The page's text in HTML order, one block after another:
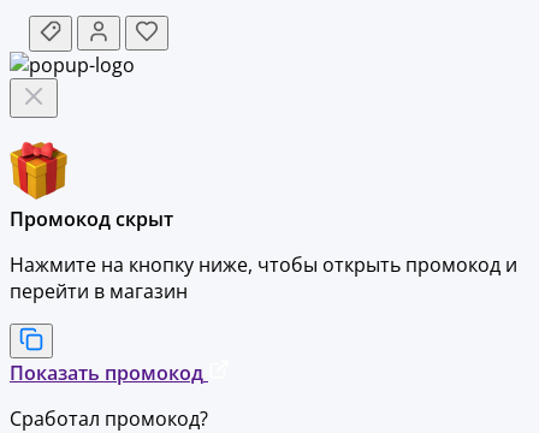
Промокод скрыт
Нажмите на кнопку ниже, чтобы открыть промокод и
перейти в магазин
Показать промокод
Сработал промокод?